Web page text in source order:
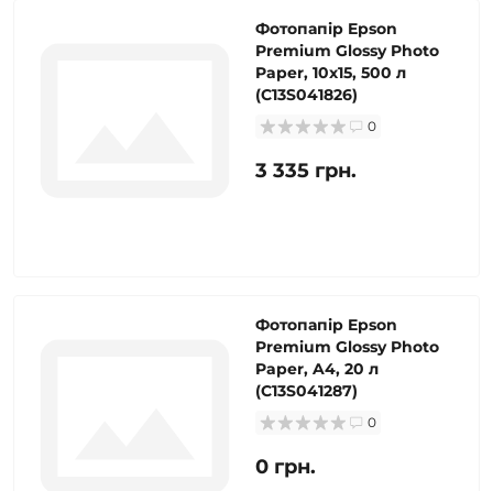
Фотопапір Epson
Premium Glossy Photo
Paper, 10x15, 500 л
(C13S041826)
0
3 335 грн.
Фотопапір Epson
Premium Glossy Photo
Paper, A4, 20 л
(C13S041287)
0
0 грн.